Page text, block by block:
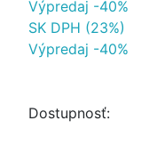
Výpredaj -40%
SK DPH (23%)
Výpredaj -40%
Dostupnosť: